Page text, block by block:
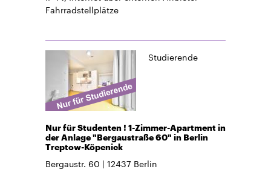
Fahrradstellplätze
Studierende
Nur für Studenten ! 1-Zimmer-Apartment in
der Anlage "Bergaustraße 60" in Berlin
Treptow-Köpenick
Bergaustr. 60 12437 Berlin